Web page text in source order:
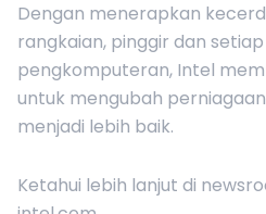
Dengan menerapkan
rangkaian, pinggir dan
pengkomputeran, Intel
untuk mengubah
menjadi lebih baik.
Ketahui lebih lanjut di